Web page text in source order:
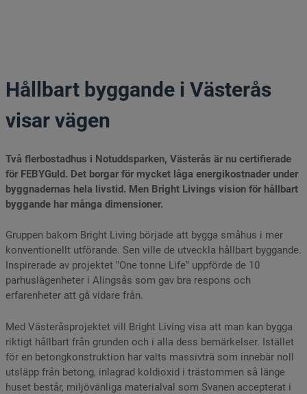
Värmeförlusttal
Byggda hus
FEBY-skolan
Bli medlem
Hållbart byggande i Västerås
visar vägen
Två flerbostadhus i Notuddsparken, Västerås är nu certifierade
för FEBYGuld. Det borgar för mycket låga energikostnader under
byggnadernas hela livstid. Men Bright Livings vision för hållbart
byggande har många dimensioner.
Gruppen bakom Bright Living började att bygga småhus i mer
konventionellt utförande. Sen ville de utveckla hållbart byggande.
Inspirerade av projektet ”One tonne Life” uppförde de 10
parhuslägenheter i Alingsås som gav bra respons och
erfarenheter att gå vidare från.
Med Västeråsprojektet vill Bright Living visa att man kan bygga
riktigt hållbart från grunden och i alla dess bemärkelser. Istället
för en betongkonstruktion har valts massivträ som innebär noll
utsläpp från betong, inlagrad koldioxid i trästommen så länge
huset består, miljövänliga materialval som Svanen accepterat i